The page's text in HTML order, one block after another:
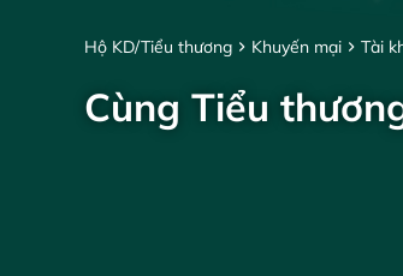
Hộ KD/Tiểu thương Khuyến mại Tài
Cùng Tiểu